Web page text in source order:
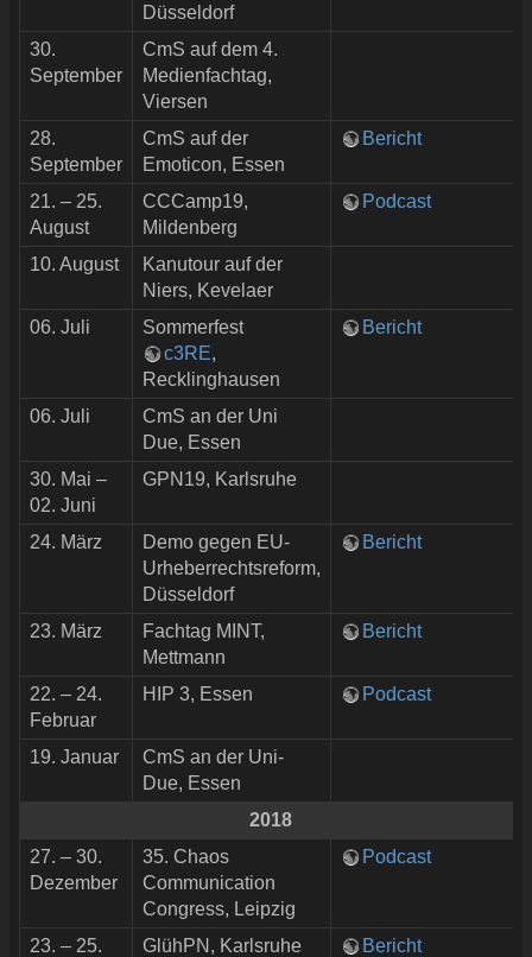
Düsseldorf
30.
September
CmS auf dem 4.
Medienfachtag,
Viersen
28.
September
CmS auf der
Emoticon, Essen
Bericht
21. – 25.
August
CCCamp19,
Mildenberg
Podcast
10. August
Kanutour auf der
Niers, Kevelaer
06. Juli
Sommerfest
c3RE,
Recklinghausen
Bericht
06. Juli
CmS an der Uni
Due, Essen
30. Mai –
02. Juni
GPN19, Karlsruhe
24. März
Demo gegen EU-
Urheberrechtsreform,
Düsseldorf
Bericht
23. März
Fachtag MINT,
Mettmann
Bericht
22. – 24.
Februar
HIP 3, Essen Podcast
19. Januar
CmS an der Uni-
Due, Essen
2018
27. – 30.
Dezember
35. Chaos
Communication
Congress, Leipzig
Podcast
23. – 25.
GlühPN, Karlsruhe Bericht